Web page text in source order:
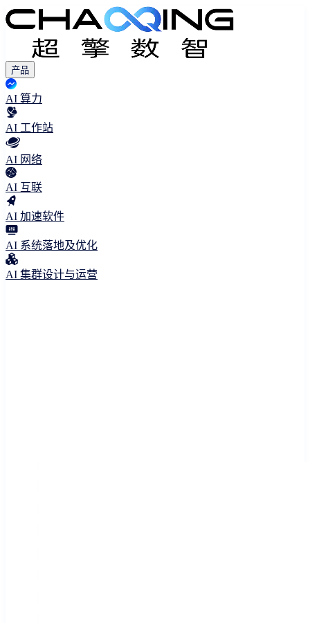
产品
AI 算力
AI 工作站
AI 网络
AI 互联
AI 加速软件
AI 系统落地及优化
AI 集群设计与运营